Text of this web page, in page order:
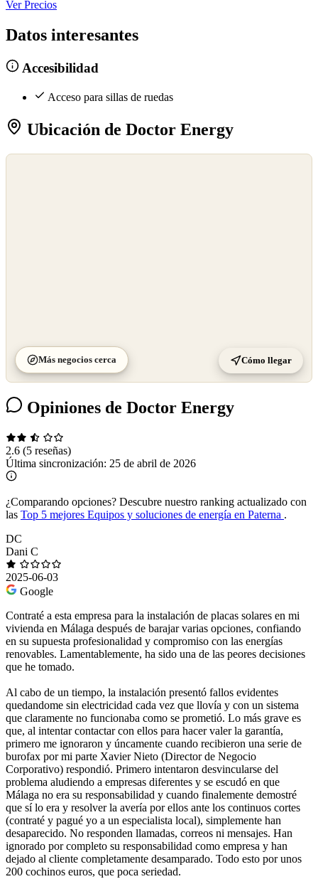
Ver Precios
Datos interesantes
Accesibilidad
Acceso para sillas de ruedas
Ubicación de Doctor Energy
Más negocios cerca Cómo llegar
Opiniones de Doctor Energy
2.6 (5 reseñas)
Última sincronización: 25 de abril de 2026
¿Comparando opciones? Descubre nuestro ranking actualizado con
las Top 5 mejores Equipos y soluciones de energía en Paterna .
DC
Dani C
2025-06-03
Google
Contraté a esta empresa para la instalación de placas solares en mi
vivienda en Málaga después de barajar varias opciones, confiando
en su supuesta profesionalidad y compromiso con las energías
renovables. Lamentablemente, ha sido una de las peores decisiones
que he tomado.
Al cabo de un tiempo, la instalación presentó fallos evidentes
quedandome sin electricidad cada vez que llovía y con un sistema
que claramente no funcionaba como se prometió. Lo más grave es
que, al intentar contactar con ellos para hacer valer la garantía,
primero me ignoraron y úncamente cuando recibieron una serie de
burofax por mi parte Xavier Nieto (Director de Negocio
Corporativo) respondió. Primero intentaron desvincularse del
problema aludiendo a empresas diferentes y se escudó en que
Málaga no era su responsabilidad y cuando finalemente demostré
que sí lo era y resolver la avería por ellos ante los continuos cortes
(contraté y pagué yo a un especialista local), simplemente han
desaparecido. No responden llamadas, correos ni mensajes. Han
ignorado por completo su responsabilidad como empresa y han
dejado al cliente completamente desamparado. Todo esto por unos
200 cochinos euros, que poca seriedad.